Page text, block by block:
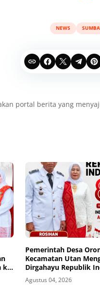
NEWS
portal berita yang
ke-
Pemerintah Desa
Kecamatan Utan
Dirgahayu Republik
81
Agustus 04, 2026